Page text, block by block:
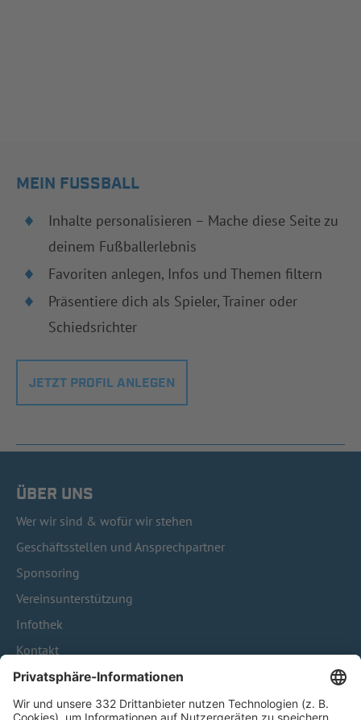
MEIN FUSSBALL
Inhalte personalisieren – Mache diese Seite zu
deinem Fußballerlebnis
Favoriten anlegen, Infos und Themen filtern
Präsentiere dich als Spieler, Trainer oder
Schiedsrichter
JETZT PROFIL ANLEGEN
ÜBER UNS
Wer wir sind & wofür wir stehen
Geschäftsstellen und Ansprechpartner
Sponsoring
Vereinsunterstützung
Infothek
Kontakt
HÄUFIG BESUCHTE SEITEN